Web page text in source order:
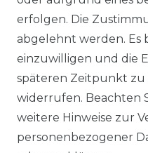
Impressum
erfolgen. Die
abgelehnt werden. Es
einzuwilligen und die
späteren Zeitpunkt zu
widerrufen. Beachten
weitere Hinweise zur
personenbezogener